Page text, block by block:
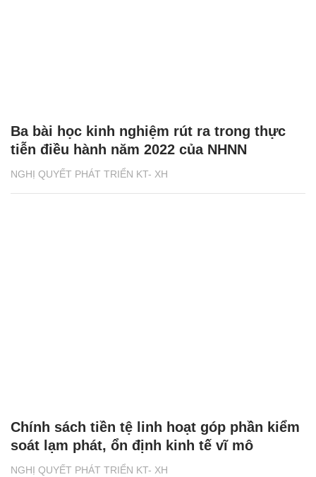
NGHỊ QUYẾT PHÁT TRIỂN KT- XH
Ba bài học kinh nghiệm rút ra trong thực
tiễn điều hành năm 2022 của NHNN
NGHỊ QUYẾT PHÁT TRIỂN KT- XH
Chính sách tiền tệ linh hoạt góp phần kiểm
soát lạm phát, ổn định kinh tế vĩ mô